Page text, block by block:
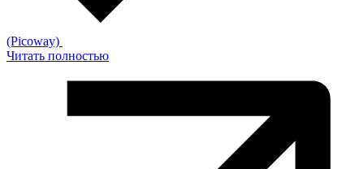
(Picoway)
Читать полностью